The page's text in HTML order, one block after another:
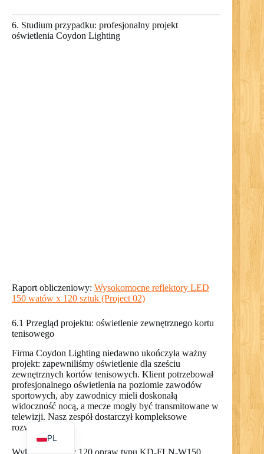
6. Studium przypadku: profesjonalny projekt
oświetlenia Coydon Lighting
Raport obliczeniowy: Wysokomocne reflektory LED
150 watów x 120 sztuk (Project 02)
6.1 Przegląd projektu: oświetlenie zewnętrznego kortu
tenisowego
Firma Coydon Lighting niedawno ukończyła ważny
projekt: zapewniliśmy oświetlenie dla sześciu
zewnętrznych kortów tenisowych. Klient potrzebował
profesjonalnego oświetlenia na poziomie zawodów
sportowych, aby zawodnicy mieli doskonałą
widoczność nocą, a mecze mogły być transmitowane w
telewizji. Nasz zespół dostarczył kompleksowe
rozwiązanie.
Wykorzystaliśmy 120 opraw typu KD-FLN-W150.
PL
EN
ES
FR
RU
PT
DE
IT
UK